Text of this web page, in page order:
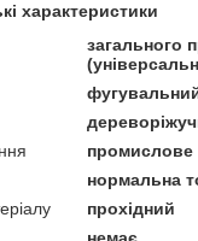
характеристики
загального
промислове
нормальна
прохідний